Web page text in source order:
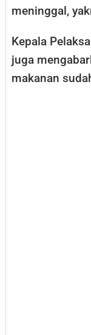
meninggal,
Kepala
juga
makanan